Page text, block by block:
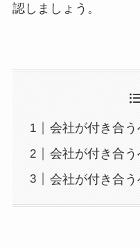
認しましょう。
会社が付き合
会社が付き合
会社が付き合